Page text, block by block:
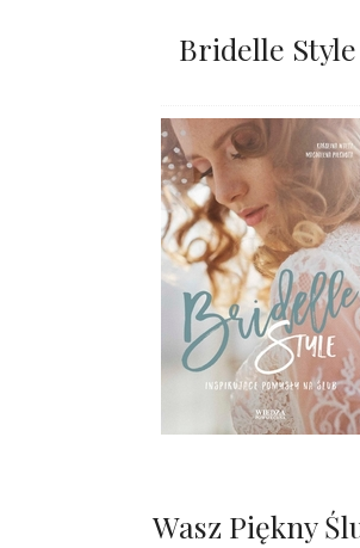
Bridelle Style
Wasz Piękny